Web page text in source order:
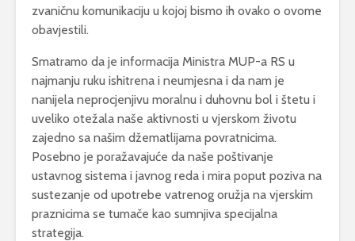
zvaničnu komunikaciju u kojoj bismo ih ovako o ovome
obavjestili.
Smatramo da je informacija Ministra MUP-a RS u
najmanju ruku ishitrena i neumjesna i da nam je
nanijela neprocjenjivu moralnu i duhovnu bol i štetu i
uveliko otežala naše aktivnosti u vjerskom životu
zajedno sa našim džematlijama povratnicima.
Posebno je poražavajuće da naše poštivanje
ustavnog sistema i javnog reda i mira poput poziva na
sustezanje od upotrebe vatrenog oružja na vjerskim
praznicima se tumače kao sumnjiva specijalna
strategija.